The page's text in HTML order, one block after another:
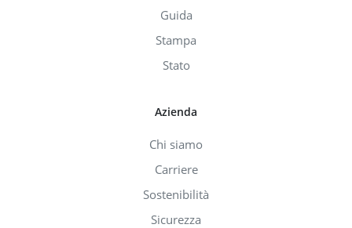
Guida
Stampa
Stato
Azienda
Chi siamo
Carriere
Sostenibilità
Sicurezza